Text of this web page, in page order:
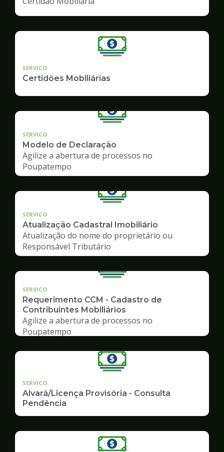
SERVICO
Certidões Mobiliárias
SERVICO
Modelo de Declaração
Agilize a abertura de processos no
Poupatempo
SERVICO
Atualização Cadastral Imobiliário
Atualização do nome do proprietário ou
Responsável Tributário
SERVICO
Requerimento CCM - Cadastro de
Contribuintes Mobiliários
Agilize a abertura de processos no
Poupatempo
SERVICO
Alvará/Licença Provisória - Consulta
Pendência